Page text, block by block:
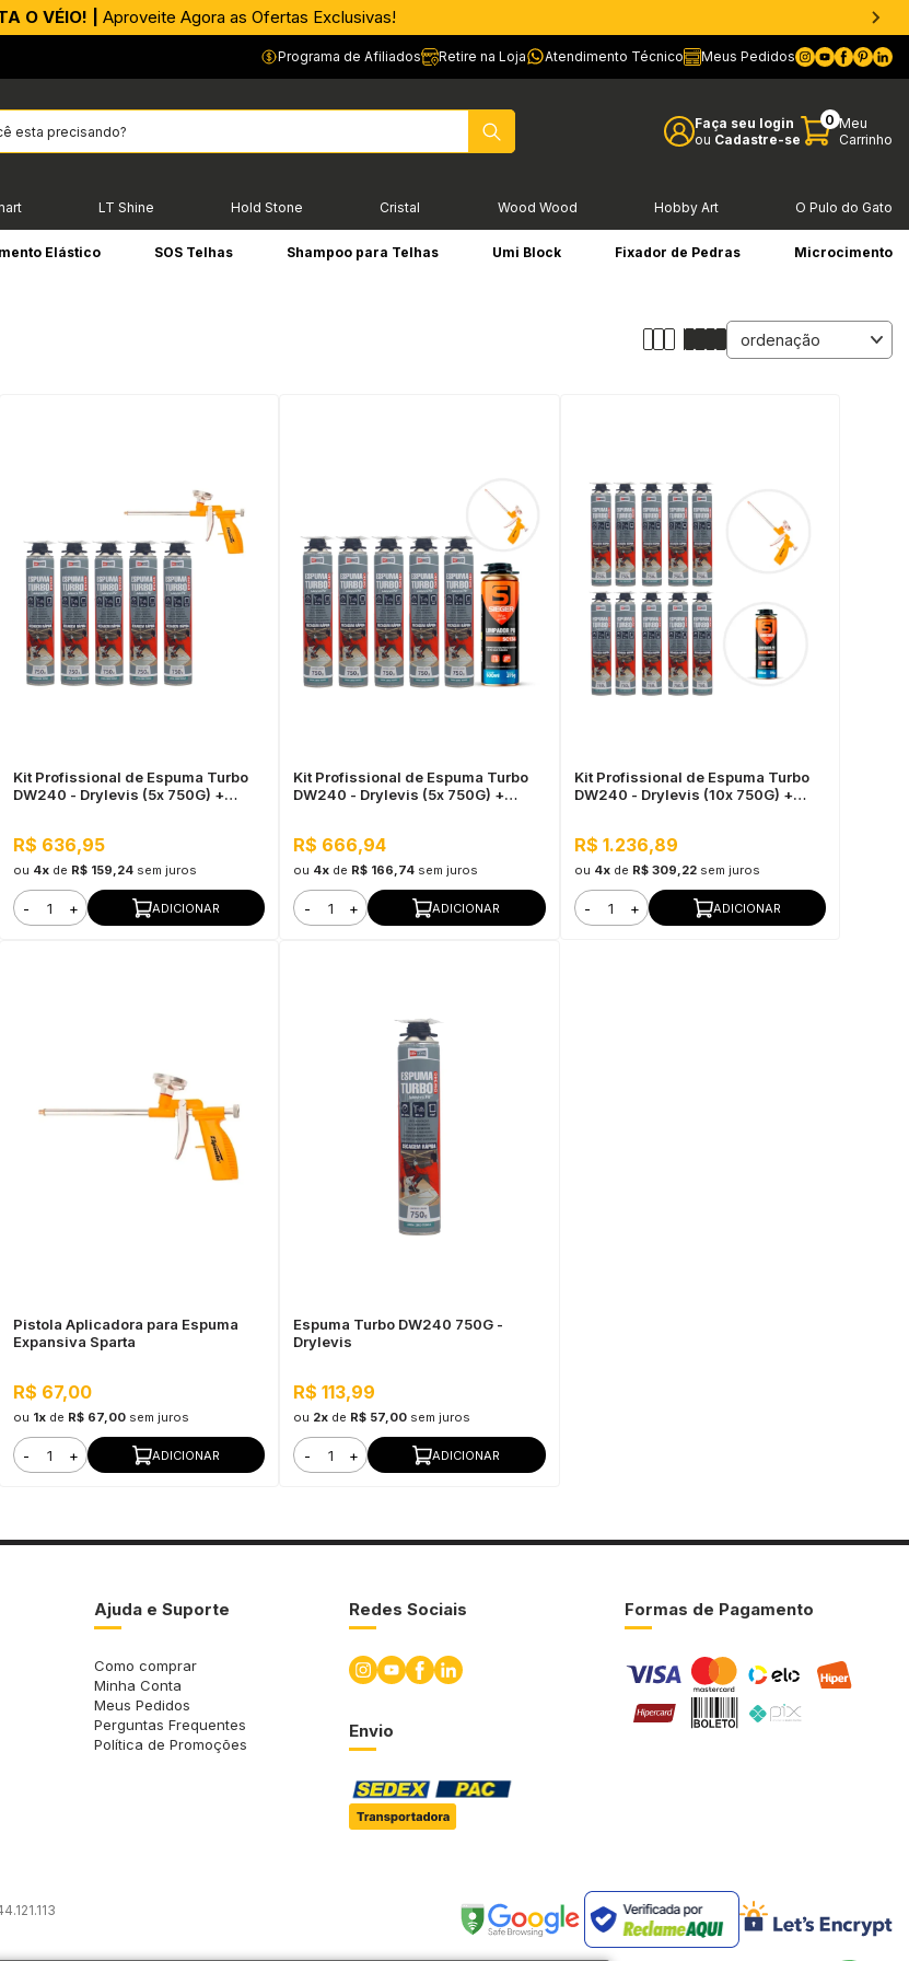
O VÉIO! | Aproveite Agora as Ofertas Exclusivas!
Programa de Afiliados Retire na Loja Atendimento Técnico Meus Pedidos
Faça seu login
ou Cadastre-se
0 Meu
Carrinho
LT Shine Hold Stone Cristal Wood Wood Hobby Art O Pulo do Gato
Elástico SOS Telhas Shampoo para Telhas Umi Block Fixador de Pedras Microcimento
Kit Profissional de Espuma Turbo
DW240 - Drylevis (5x 750G) +
R$ 636,95
ou 4xde R$ 159,24 sem juros
- + ADICIONAR
Kit Profissional de Espuma Turbo
DW240 - Drylevis (5x 750G) +
R$ 666,94
ou 4x de R$ 166,74 sem juros
- + ADICIONAR
Kit Profissional de Espuma Turbo
DW240 - Drylevis (10x 750G) +
R$ 1.236,89
ou 4xde R$ 309,22 sem juros
- + ADICIONAR
Pistola Aplicadora para Espuma
Expansiva Sparta
R$ 67,00
ou 1xde R$ 67,00 sem juros
- + ADICIONAR
Espuma Turbo DW240 750G -
Drylevis
R$ 113,99
ou 2x de R$ 57,00 sem juros
- + ADICIONAR
Ajuda e Suporte
Como comprar
Minha Conta
Meus Pedidos
Perguntas Frequentes
Política de Promoções
Redes Sociais
Envio
Formas de Pagamento